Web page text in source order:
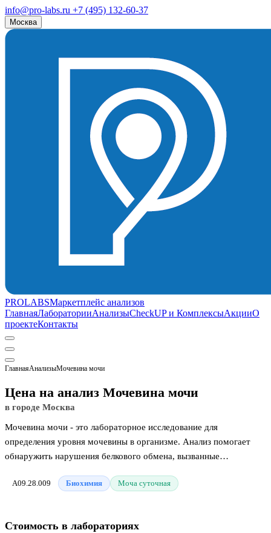
info@pro-labs.ru +7 (495) 132-60-37
Москва
PROLABSМаркетплейс анализов
ГлавнаяЛабораторииАнализыCheckUP и КомплексыАкцииО
проектеКонтакты
ГлавнаяАнализыМочевина мочи
Цена на анализ Мочевина мочи
в городе Москва
Мочевина мочи - это лабораторное исследование для
определения уровня мочевины в организме. Анализ помогает
обнаружить нарушения белкового обмена, вызванные
показатель позволяет врачу оценить работу почек и
A09.28.009 Биохимия Моча суточная
Стоимость в лабораториях